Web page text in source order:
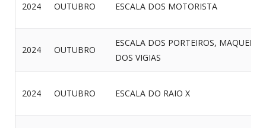
2024 OUTUBRO ESCALA DOS MOTORISTA
2024 OUTUBRO
ESCALA DOS PORTEIROS,
DOS VIGIAS
2024 OUTUBRO ESCALA DO RAIO X